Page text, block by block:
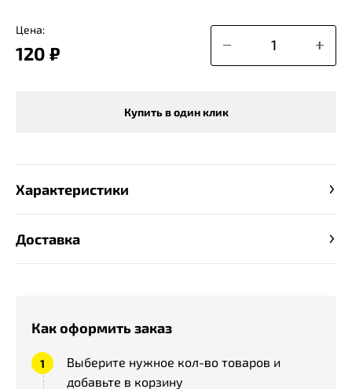
Цена:
120 ₽
Купить в один клик
Как оформить заказ
Выберите нужное кол-во товаров и
добавьте в корзину
Характеристики
Доставка